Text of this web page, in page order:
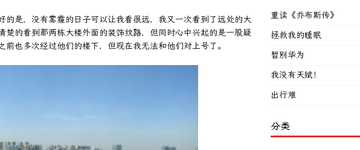
的是，没有雾霾的日子可以让我看很远，我又一次看到了远处的大
楚的看到那两栋大楼外面的装饰纹路，但同时心中兴起的是一股疑
也多次经过他们的楼下，但现在我无法和他们对上号了。
重读《乔布斯传》
拯救我的睡眠
暂别华为
我没有天赋！
出行难
分类